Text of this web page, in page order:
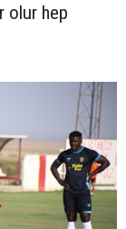
olur hep